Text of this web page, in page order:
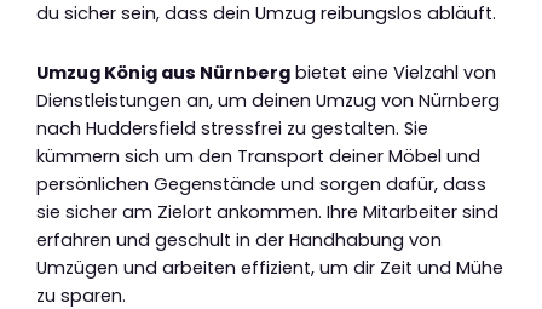
du sicher sein, dass dein Umzug reibungslos abläuft.
Umzug König aus Nürnberg bietet eine Vielzahl von
Dienstleistungen an, um deinen Umzug von Nürnberg
nach Huddersfield stressfrei zu gestalten. Sie
kümmern sich um den Transport deiner Möbel und
persönlichen Gegenstände und sorgen dafür, dass
sie sicher am Zielort ankommen. Ihre Mitarbeiter sind
erfahren und geschult in der Handhabung von
Umzügen und arbeiten effizient, um dir Zeit und Mühe
zu sparen.